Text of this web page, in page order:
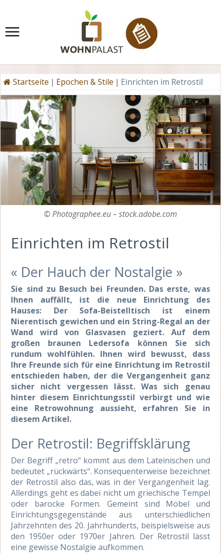
Startseite | Epochen & Stile | Einrichten im Retrostil
© Photographee.eu – stock.adobe.com
Einrichten im Retrostil
« Der Hauch der Nostalgie »
Sie sind zu Besuch bei Freunden. Das erste, was
Ihnen auffällt, ist die neue Einrichtung des
Hauses: Der Sofa-Beistelltisch ist einem
Nierentisch gewichen und ein String-Regal an der
Wand wird von Glasvasen geziert. Auf dem
großen braunen Ledersofa können Sie sich
rundum wohlfühlen. Ihnen wird bewusst, dass
Ihre Freunde sich für eine Einrichtung im Retrostil
entschieden haben, der die Vergangenheit ganz
sicher nicht vergessen lässt. Was sich genau
hinter diesem Einrichtungsstil verbirgt und wie
eine Retrowohnung aussieht, erfahren Sie in
diesem Artikel.
Der Retrostil: Begriffsklärung
Der Begriff „retro“ kommt aus dem Lateinischen und
bedeutet „rückwärts“. Konsequenterweise bezeichnet
der Retrostil also das, was in der Vergangenheit lag.
Allerdings geht es dabei nicht um griechische Tempel
oder barocke Formen. Gemeint sind Möbel und
Einrichtungsgegenstände aus unterschiedlichen
Jahrzehnten des 20. Jahrhunderts, beispielsweise aus
den 1950er oder 1970er Jahren. Der Retrostil lässt
eine gewisse Nostalgie aufkommen.